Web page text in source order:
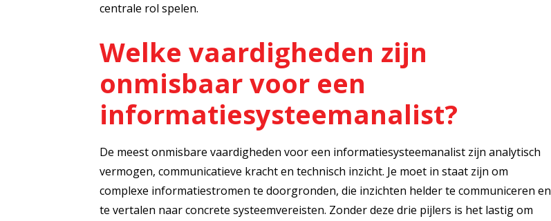
centrale rol spelen.
Welke vaardigheden zijn
onmisbaar voor een
informatiesysteemanalist?
De meest onmisbare vaardigheden voor een informatiesysteemanalist zijn analytisch
vermogen, communicatieve kracht en technisch inzicht. Je moet in staat zijn om
complexe informatiestromen te doorgronden, die inzichten helder te communiceren en
te vertalen naar concrete systeemvereisten. Zonder deze drie pijlers is het lastig om